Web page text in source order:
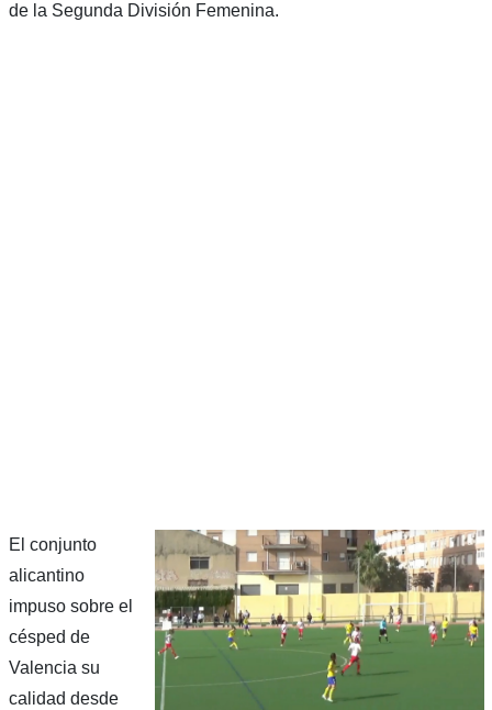
de la Segunda División Femenina.
El conjunto
alicantino
impuso sobre el
césped de
Valencia su
calidad desde